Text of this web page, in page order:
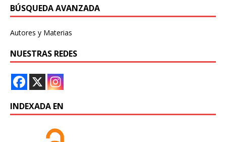
BÚSQUEDA AVANZADA
Autores y Materias
NUESTRAS REDES
INDEXADA EN